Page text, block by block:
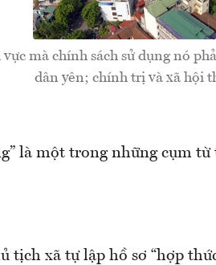
mà chính sách sử dụng nó
dân yên; chính trị và xã hội
là một trong những cụm
tịch xã tự lập hồ sơ “hợp